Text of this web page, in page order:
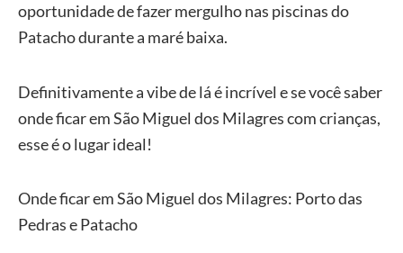
oportunidade de fazer mergulho nas piscinas do
Patacho durante a maré baixa.
Definitivamente a vibe de lá é incrível e se você saber
onde ficar em São Miguel dos Milagres com crianças,
esse é o lugar ideal!
Onde ficar em São Miguel dos Milagres: Porto das
Pedras e Patacho